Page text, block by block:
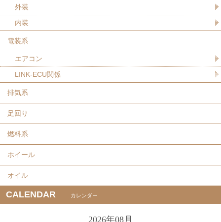
外装
内装
電装系
エアコン
LINK-ECU関係
排気系
足回り
燃料系
ホイール
オイル
CALENDAR カレンダー
2026年08月